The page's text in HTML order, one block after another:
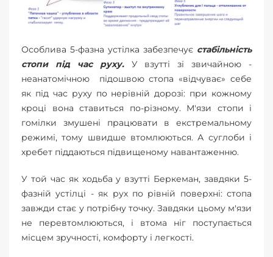
Особлива 5-фазна устілка забезпечує стабільність
стопи під час руху.У взутті зі звичайною -
неанатомічною підошвою стопа «відчуває» себе
як під час руху по нерівній дорозі: при кожному
кроці вона ставиться по-різному. М'язи стопи і
гомілки змушені працювати в екстремальному
режимі, тому швидше втомлюються. А суглоби і
хребет піддаються підвищеному навантаженню.
У той час як ходьба у взутті Беркеман, завдяки 5-
фазній устілці - як рух по рівній поверхні: стопа
завжди стає у потрібну точку. Завдяки цьому м'язи
не перевтомлюються, і втома ніг поступається
місцем зручності, комфорту і легкості.